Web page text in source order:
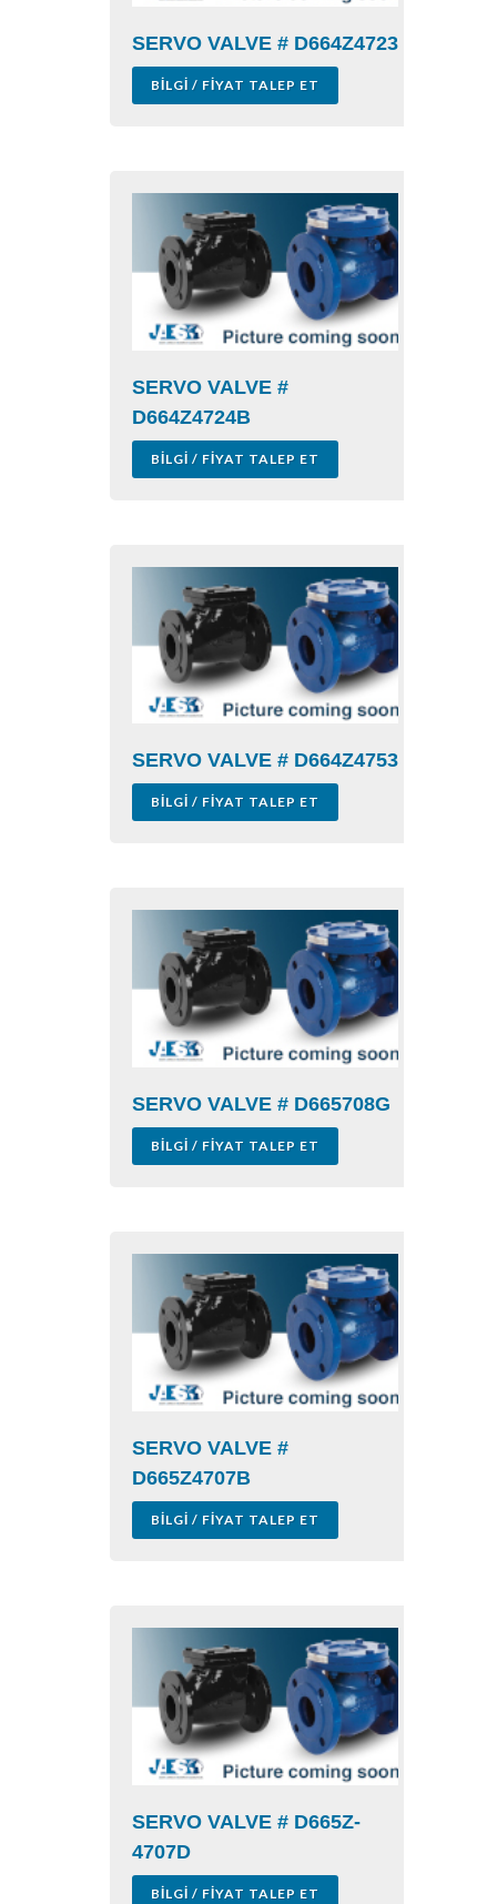
SERVO VALVE # D664Z4723
BILGI / FIYAT TALEP ET
SERVO VALVE #
D664Z4724B
BILGI / FIYAT TALEP ET
SERVO VALVE # D664Z4753
BILGI / FIYAT TALEP ET
SERVO VALVE # D665708G
BILGI / FIYAT TALEP ET
SERVO VALVE #
D665Z4707B
BILGI / FIYAT TALEP ET
SERVO VALVE # D665Z-
4707D
BILGI / FIYAT TALEP ET